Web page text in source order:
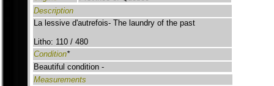
Description
La lessive d'autrefois- The laundry of the past
Litho: 110 / 480
Condition*
Beautiful condition -
Measurements